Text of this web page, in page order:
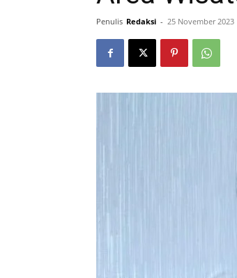
Penulis Redaksi - 25 November 2023